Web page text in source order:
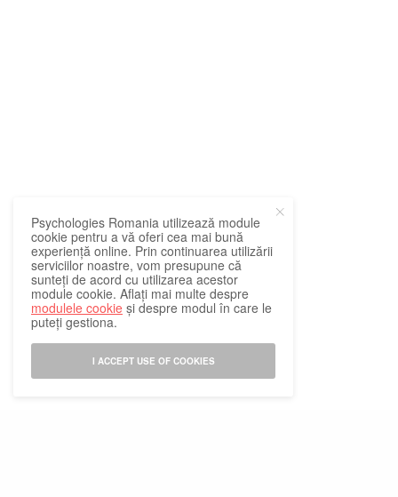
Psychologies Romania utilizează module
cookie pentru a vă oferi cea mai bună
experiență online. Prin continuarea utilizării
serviciilor noastre, vom presupune că
sunteți de acord cu utilizarea acestor
module cookie. Aflați mai multe despre
modulele cookie și despre modul în care le
puteți gestiona.
I ACCEPT USE OF COOKIES